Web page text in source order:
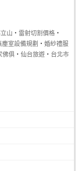
山 ‧ 雷射切割價格 ‧
塵室設備規劃 ‧婚紗禮服
佛俱 ‧仙台旅遊 ‧ 台北市